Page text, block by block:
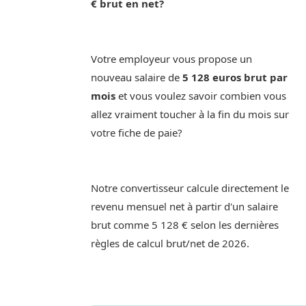
€ brut en net?
Votre employeur vous propose un
nouveau salaire de 5 128 euros brut par
mois et vous voulez savoir combien vous
allez vraiment toucher à la fin du mois sur
votre fiche de paie?
Notre convertisseur calcule directement le
revenu mensuel net à partir d'un salaire
brut comme 5 128 € selon les dernières
règles de calcul brut/net de 2026.